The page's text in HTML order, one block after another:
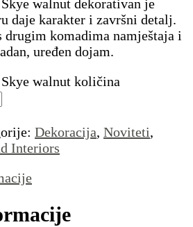
walnut dekorativan je
daje karakter i završni detalj.
drugim komadima namještaja i
uređen dojam.
walnut količina
Dekoracija, Noviteti,
Interiors